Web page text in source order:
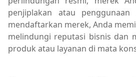
penjiplakan atau
mendaftarkan merek, Anda
melindungi reputasi bisnis dan
produk atau layanan di mata